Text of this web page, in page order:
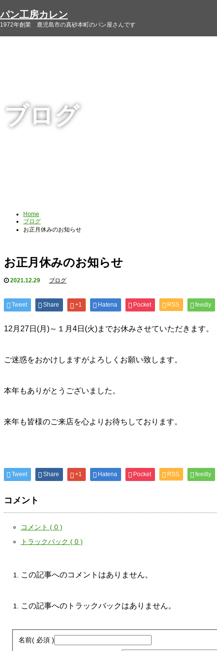
パン工房カレン
1972年創業 鹿児島市の真砂本町のパン屋さんです
ブログ
Home
ブログ
お正月休みのお知らせ
お正月休みのお知らせ
2021.12.29 ブログ
Tweet Share +1 Hatena Pocket RSS feedly
12月27日(月)～１月4日(火)までお休みさせていただきます。
ご迷惑をおかけしますがよろしくお願い致します。
本年もありがとうございました。
来年も皆様のご来店を心よりお待ちしております。
Tweet Share +1 Hatena Pocket RSS feedly
コメント
コメント ( 0 )
トラックバック ( 0 )
この記事へのコメントはありません。
この記事へのトラックバックはありません。
名前( 必須 )